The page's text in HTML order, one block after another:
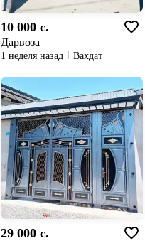
10 000 c.
Дарвоза
1 неделя назад Вахдат
29 000 c.